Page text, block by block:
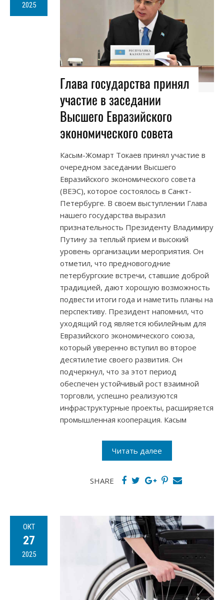
2025
Глава государства принял
участие в заседании
Высшего Евразийского
экономического совета
Касым-Жомарт Токаев принял участие в
очередном заседании Высшего
Евразийского экономического совета
(ВЕЭС), которое состоялось в Санкт-
Петербурге. В своем выступлении Глава
нашего государства выразил
признательность Президенту Владимиру
Путину за теплый прием и высокий
уровень организации мероприятия. Он
отметил, что предновогодние
петербургские встречи, ставшие доброй
традицией, дают хорошую возможность
подвести итоги года и наметить планы на
перспективу. Президент напомнил, что
уходящий год является юбилейным для
Евразийского экономического союза,
который уверенно вступил во второе
десятилетие своего развития. Он
подчеркнул, что за этот период
обеспечен устойчивый рост взаимной
торговли, успешно реализуются
инфраструктурные проекты, расширяется
промышленная кооперация. Касым
Читать далее
SHARE
ОКТ
27
2025